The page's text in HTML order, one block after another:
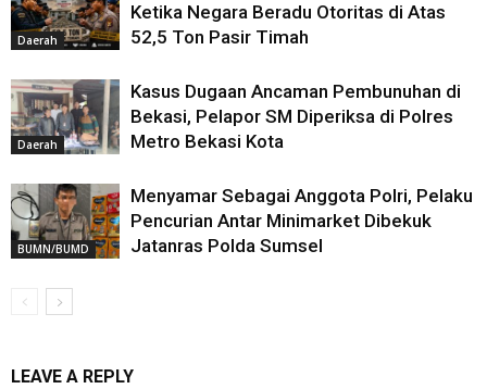
Daerah
Ketika Negara Beradu Otoritas di Atas
52,5 Ton Pasir Timah
Daerah
Kasus Dugaan Ancaman Pembunuhan di
Bekasi, Pelapor SM Diperiksa di Polres
Metro Bekasi Kota
BUMN/BUMD
Menyamar Sebagai Anggota Polri, Pelaku
Pencurian Antar Minimarket Dibekuk
Jatanras Polda Sumsel
LEAVE A REPLY